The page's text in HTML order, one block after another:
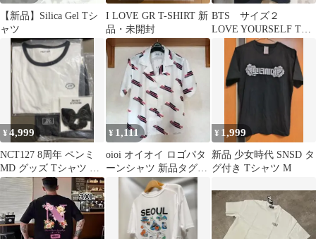
【新品】Silica Gel Tシ
ャツ
I LOVE GR T-SHIRT 新
品・未開封
BTS サイズ２
LOVE YOURSELF Tシ
ャツ WORLD TOUR
¥4,999
NCT127 8周年 ペンミ
MD グッズ Tシャツ ジ
ェヒョン JAEHYUN
¥ 1,111
oioi オイオイ ロゴパタ
ーンシャツ 新品タグ付
き 韓国アパレル
¥ 1,999
新品 少女時代 SNSD タ
グ付き Tシャツ М